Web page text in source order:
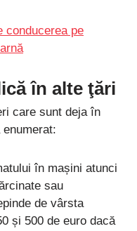
conducerea pe
în alte ţări
care sunt deja în
în mașini atunci
sau
de vârsta
și 500 de euro dacă